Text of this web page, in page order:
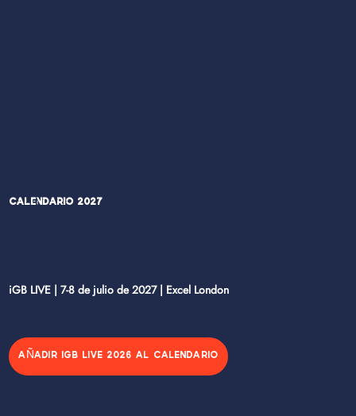
Calendario 2027
iGB LIVE | 7-8 de julio de 2027 | Excel London
AÑADIR IGB LIVE 2026 AL CALENDARIO